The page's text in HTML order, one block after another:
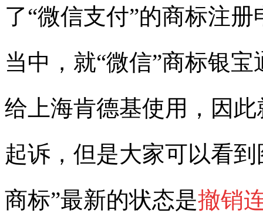
了“微信支付”的商标注册
当中，就“微信”商标银宝
给上海肯德基使用，因
起诉，但是大家可以看
商标”最新的状态是撤销